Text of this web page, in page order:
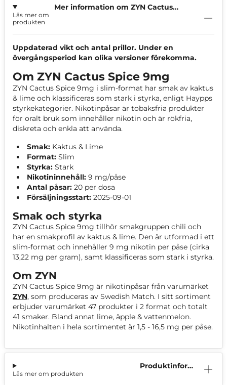
Mer information om ZYN Cactus
Läs mer om
produkten
Uppdaterad vikt och antal prillor. Under en
övergångsperiod kan olika versioner förekomma.
Om ZYN Cactus Spice 9mg
ZYN Cactus Spice 9mg i slim-format har smak av kaktus
& lime och klassificeras som stark i styrka, enligt Haypps
styrkekategorier. Nikotinpåsar är tobaksfria produkter
för oralt bruk som innehåller nikotin och är rökfria,
diskreta och enkla att använda.
Smak: Kaktus & Lime
Format: Slim
Styrka: Stark
Nikotininnehåll: 9 mg/påse
Antal påsar: 20 per dosa
Försäljningsstart: 2025-09-01
Smak och styrka
ZYN Cactus Spice 9mg tillhör smakgruppen chili och
har en smakprofil av kaktus & lime. Den är utformad i ett
slim-format och innehåller 9 mg nikotin per påse (cirka
13,22 mg per gram), samt klassificeras som stark i styrka.
Om ZYN
ZYN Cactus Spice 9mg är nikotinpåsar från varumärket
ZYN, som produceras av Swedish Match. I sitt sortiment
erbjuder varumärket 47 produkter i 2 format och totalt
41 smaker. Bland annat lime, äpple & vattenmelon.
Nikotinhalten i hela sortimentet är 1,5 - 16,5 mg per påse.
Produktinform
Läs mer om produkten